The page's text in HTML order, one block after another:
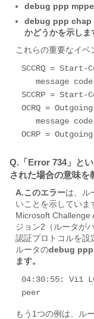
debug ppp
debug ppp chap
かどうかを示しま
これらの重要なイベ
SCCRQ =
SCCRP = Start-
OCRQ =
OCRP =
Q.「Error 734」と
された場合の意味を
A.このエラーは、ル
いことを示していま
Microsoft Challenge
ジョン2（ルータが
認証プロトコルを設
ルータのdebug ppp
ます。
04:30:55: Vi1
peer
もう1つの例は、ル